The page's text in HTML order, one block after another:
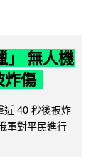
」 無人機
炸傷
近 40 秒後被炸
軍對平民進行